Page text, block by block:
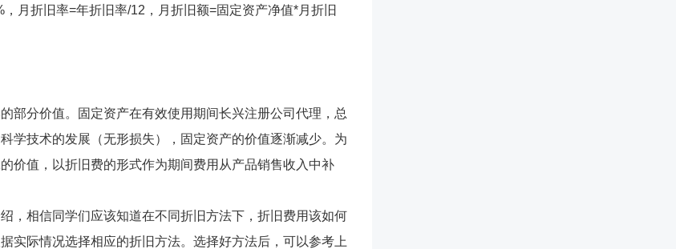
月折旧率=年折旧率/12，月折旧额=固定资产净值*月折旧
部分价值。固定资产在有效使用期间长兴注册公司代理 ，总
学技术的发展（无形损失），固定资产的价值逐渐减少。为
价值，以折旧费的形式作为期间费用从产品销售收入中补
，相信同学们应该知道在不同折旧方法下，折旧费用该如何
实际情况选择相应的折旧方法。选择好方法后，可以参考上